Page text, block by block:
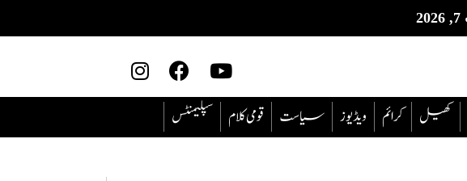
سپلیمنٹس قومی کلام سیاست ویڈیوز ‎کرائم کھیل